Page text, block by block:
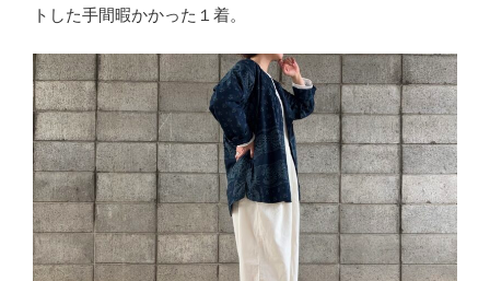
トした手間暇かかった１着。